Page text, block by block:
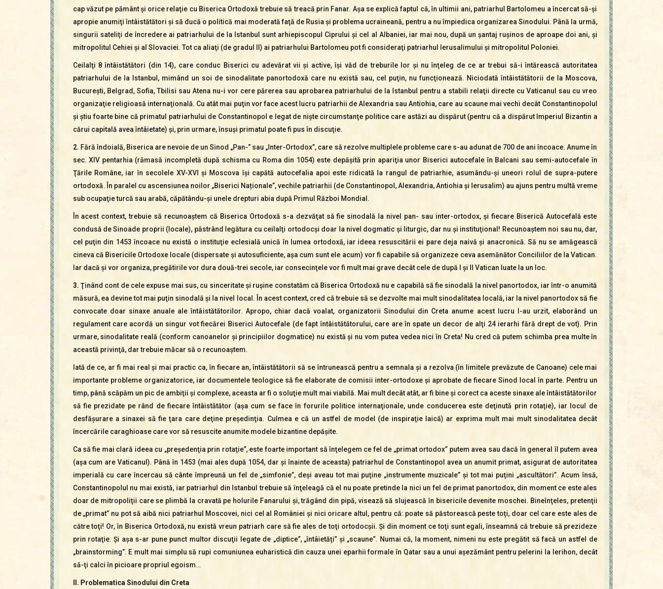
cap văzut pe pământ şi orice relaţie cu Biserica Ortodoxă trebuie să treacă prin Fanar. Aşa se explică faptul că, în ultimii ani, patriarhul Bartolomeu a încercat să-şi
apropie anumiţi întâistătători şi să ducă o politică mai moderată faţă de Rusia şi problema ucraineană, pentru a nu împiedica organizarea Sinodului. Până la urmă,
singurii sateliţi de încredere ai patriarhului de la Istanbul sunt arhiepiscopul Ciprului şi cel al Albaniei, iar mai nou, după un şantaj ruşinos de aproape doi ani, şi
mitropolitul Cehiei şi al Slovaciei. Tot ca aliaţi (de gradul II) ai patriarhului Bartolomeu pot fi consideraţi patriarhul Ierusalimului şi mitropolitul Poloniei.
Ceilalţi 8 întâistătători (din 14), care conduc Biserici cu adevărat vii şi active, îşi văd de treburile lor şi nu înţeleg de ce ar trebui să-i întărească autoritatea
patriarhului de la Istanbul, mimând un soi de sinodalitate panortodoxă care nu există sau, cel puţin, nu funcţionează. Niciodată întâistătătorii de la Moscova,
Bucureşti, Belgrad, Sofia, Tbilisi sau Atena nu-i vor cere părerea sau aprobarea patriarhului de la Istanbul pentru a stabili relaţii directe cu Vaticanul sau cu vreo
organizaţie religioasă internaţională. Cu atât mai puţin vor face acest lucru patriarhii de Alexandria sau Antiohia, care au scaune mai vechi decât Constantinopolul
şi ştiu foarte bine că primatul patriarhului de Constantinopol e legat de nişte circumstanţe politice care astăzi au dispărut (pentru că a dispărut Imperiul Bizantin a
cărui capitală avea întâietate) şi, prin urmare, însuşi primatul poate fi pus în discuţie.
2. Fără îndoială, Biserica are nevoie de un Sinod „Pan-” sau „Inter-Ortodox”, care să rezolve multiplele probleme care s-au adunat de 700 de ani încoace. Anume în
sec. XIV pentarhia (rămasă incompletă după schisma cu Roma din 1054) este depăşită prin apariţia unor Biserici autocefale în Balcani sau semi-autocefale în
Ţările Române, iar în secolele XV-XVI şi Moscova îşi capătă autocefalia apoi este ridicată la rangul de patriarhie, asumându-şi uneori rolul de supra-putere
ortodoxă. În paralel cu ascensiunea noilor „Biserici Naționale”, vechile patriarhii (de Constantinopol, Alexandria, Antiohia şi Ierusalim) au ajuns pentru multă vreme
sub ocupaţie turcă sau arabă, căpătându-şi unele drepturi abia după Primul Război Mondial.
În acest context, trebuie să recunoaştem că Biserica Ortodoxă s-a dezvăţat să fie sinodală la nivel pan- sau inter-ortodox, şi fiecare Biserică Autocefală este
condusă de Sinoade proprii (locale), păstrând legătura cu ceilalţi ortodocşi doar la nivel dogmatic şi liturgic, dar nu şi instituţional! Recunoaştem noi sau nu, dar,
cel puţin din 1453 încoace nu există o instituţie eclesială unică în lumea ortodoxă, iar ideea resuscitării ei pare deja naivă şi anacronică. Să nu se amăgească
cineva că Bisericile Ortodoxe locale (dispersate şi autosuficiente, aşa cum sunt ele acum) vor fi capabile să organizeze ceva asemănător Conciliilor de la Vatican.
Iar dacă şi vor organiza, pregătirile vor dura două-trei secole, iar consecinţele vor fi mult mai grave decât cele de după I şi II Vatican luate la un loc.
3. Ţinând cont de cele expuse mai sus, cu sinceritate şi ruşine constatăm că Biserica Ortodoxă nu e capabilă să fie sinodală la nivel panortodox, iar într-o anumită
măsură, ea devine tot mai puţin sinodală şi la nivel local. În acest context, cred că trebuie să se dezvolte mai mult sinodalitatea locală, iar la nivel panortodox să fie
convocate doar sinaxe anuale ale întâistătătorilor. Apropo, chiar dacă voalat, organizatorii Sinodului din Creta anume acest lucru l-au urzit, elaborând un
regulament care acordă un singur vot fiecărei Biserici Autocefale (de fapt întâistătătorului, care are în spate un decor de alţi 24 ierarhi fără drept de vot). Prin
urmare, sinodalitate reală (conform canoanelor şi principiilor dogmatice) nu există şi nu vom putea vedea nici în Creta! Nu cred că putem schimba prea multe în
această privinţă, dar trebuie măcar să o recunoaştem.
Iată de ce, ar fi mai real şi mai practic ca, în fiecare an, întâistătătorii să se întrunească pentru a semnala şi a rezolva (în limitele prevăzute de Canoane) cele mai
importante probleme organizatorice, iar documentele teologice să fie elaborate de comisii inter-ortodoxe şi aprobate de fiecare Sinod local în parte. Pentru un
timp, până scăpăm un pic de ambiţii şi complexe, aceasta ar fi o soluţie mult mai viabilă. Mai mult decât atât, ar fi bine şi corect ca aceste sinaxe ale întâistătătorilor
să fie prezidate pe rând de fiecare întâistătător (aşa cum se face în forurile politice internaţionale, unde conducerea este deţinută prin rotaţie), iar locul de
desfăşurare a sinaxei să fie ţara care deţine preşedinţia. Culmea e că un astfel de model (de inspiraţie laică) ar exprima mult mai mult sinodalitatea decât
încercările caraghioase care vor să resuscite anumite modele bizantine depăşite.
Ca să fie mai clară ideea cu „preşedenţia prin rotaţie”, este foarte important să înţelegem ce fel de „primat ortodox” putem avea sau dacă în general îl putem avea
(aşa cum are Vaticanul). Până în 1453 (mai ales după 1054, dar şi înainte de aceasta) patriarhul de Constantinopol avea un anumit primat, asigurat de autoritatea
imperială cu care încercau să cânte împreună un fel de „simfonie”, deşi aveau tot mai puţine „instrumente muzicale” şi tot mai puţini „ascultători”. Acum însă,
Constantinopolul nu mai există, iar patriarhul din Istanbul trebuie să înţeleagă că el nu poate pretinde la nici un fel de primat panortodox, din moment ce este ales
doar de mitropoliţii care se plimbă la cravată pe holurile Fanarului şi, trăgând din pipă, visează să slujească în bisericile devenite moschei. Bineînţeles, pretenţii
de „primat” nu pot să aibă nici patriarhul Moscovei, nici cel al României şi nici oricare altul, pentru că: poate să păstorească peste toţi, doar cel care este ales de
către toţi! Or, în Biserica Ortodoxă, nu există vreun patriarh care să fie ales de toţi ortodocşii. Şi din moment ce toţi sunt egali, înseamnă că trebuie să prezideze
prin rotaţie. Şi aşa s-ar pune punct multor discuţii legate de „diptice”, „întâietăţi” şi „scaune”. Numai că, la moment, nimeni nu este pregătit să facă un astfel de
„brainstorming”. E mult mai simplu să rupi comuniunea euharistică din cauza unei eparhii formale în Qatar sau a unui aşezământ pentru pelerini la Ierihon, decât
să-ţi calci în picioare propriul egoism…
II. Problematica Sinodului din Creta